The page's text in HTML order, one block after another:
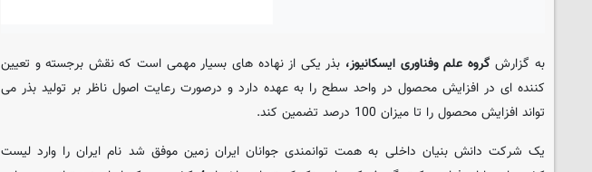
به گزارش گروه علم وفناوری ایسکانیوز، بذر یکی از نهاده های بسیار مهمی است که نقش برجسته و تعیین
کننده ای در افزایش محصول در واحد سطح را به عهده دارد و درصورت رعایت اصول ناظر بر تولید بذر می
تواند افزایش محصول را تا میزان 100 درصد تضمین کند.
یک شرکت دانش بنیان داخلی به همت توانمندی جوانان ایران زمین موفق شد نام ایران را وارد لیست